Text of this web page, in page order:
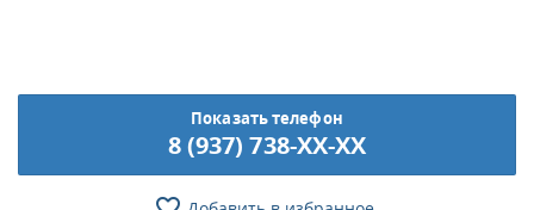
Показать телефон
8 (937) 738-XX-XX